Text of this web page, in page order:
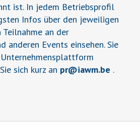
ist. In jedem Betriebsprofil
Infos über den jeweiligen
an der
anderen Events einsehen. Sie
sich kurz an pr@iawm.be .